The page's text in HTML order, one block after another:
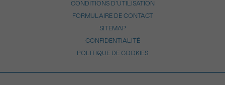
CONDITIONS D’UTILISATION
FORMULAIRE DE CONTACT
SITEMAP
CONFIDENTIALITÉ
POLITIQUE DE COOKIES